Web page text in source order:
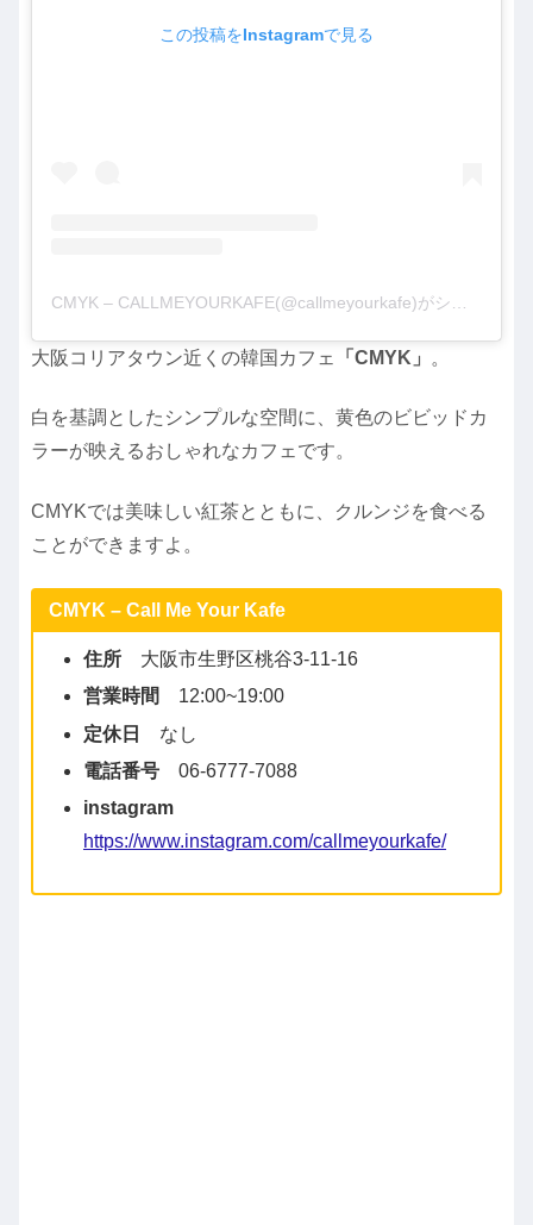
この投稿をInstagramで見る
大阪コリアタウン近くの韓国カフェ 「CMYK」 。
白を基調としたシンプルな空間に、黄色のビビッドカ
ラーが映えるおしゃれなカフェです。
CMYKでは美味しい紅茶とともに、クルンジを食べる
ことができますよ。
CMYK – Call Me Your Kafe
住所​大阪市生野区桃谷3-11-16
営業時間
12:00~19:00
定休日 なし
電話番号06-6777-7088
instagram
https://www.instagram.com/callmeyourkafe/